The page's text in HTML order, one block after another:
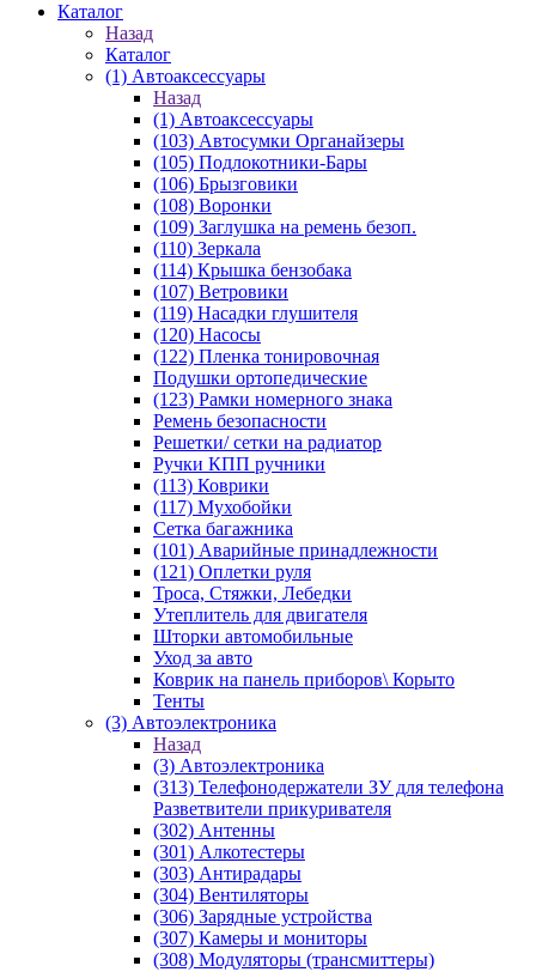
Каталог
Назад
Каталог
(1) Автоаксессуары
Назад
(1) Автоаксессуары
(103) Автосумки Органайзеры
(105) Подлокотники-Бары
(106) Брызговики
(108) Воронки
(109) Заглушка на ремень безоп.
(110) Зеркала
(114) Крышка бензобака
(107) Ветровики
(119) Насадки глушителя
(120) Насосы
(122) Пленка тонировочная
Подушки ортопедические
(123) Рамки номерного знака
Ремень безопасности
Решетки/ сетки на радиатор
Ручки КПП ручники
(113) Коврики
(117) Мухобойки
Сетка багажника
(101) Аварийные принадлежности
(121) Оплетки руля
Троса, Стяжки, Лебедки
Утеплитель для двигателя
Шторки автомобильные
Уход за авто
Коврик на панель приборов\ Корыто
Тенты
(3) Автоэлектроника
Назад
(3) Автоэлектроника
(313) Телефонодержатели ЗУ для телефона
Разветвители прикуривателя
(302) Антенны
(301) Алкотестеры
(303) Антирадары
(304) Вентиляторы
(306) Зарядные устройства
(307) Камеры и мониторы
(308) Модуляторы (трансмиттеры)